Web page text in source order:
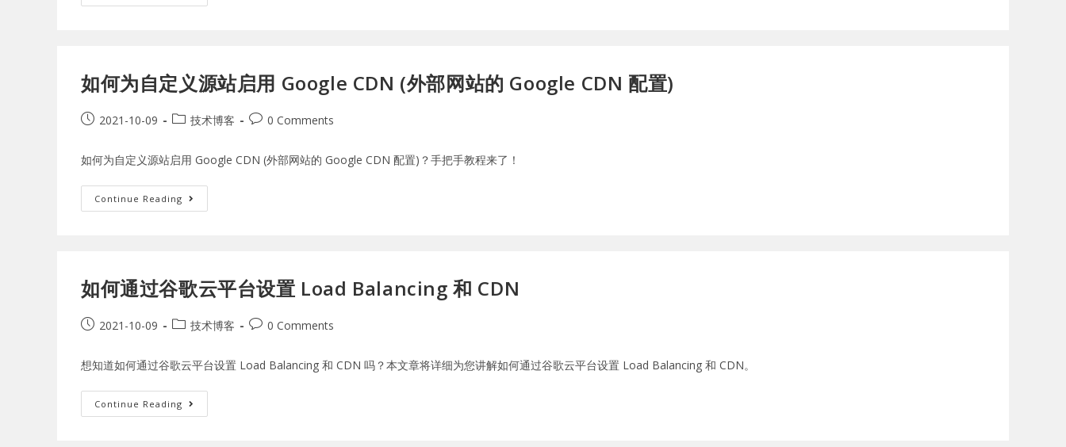
如何为自定义源站启用 Google CDN (外部网站的 Google CDN 配置)
2021-10-09 技术博客 0 Comments
如何为自定义源站启用 Google CDN (外部网站的 Google CDN 配置)？手把手教程来了！
Continue Reading
如何通过谷歌云平台设置 Load Balancing 和 CDN
2021-10-09 技术博客 0 Comments
想知道如何通过谷歌云平台设置 Load Balancing 和 CDN 吗？本文章将详细为您讲解如何通过谷歌云平台设置 Load Balancing 和 CDN。
Continue Reading